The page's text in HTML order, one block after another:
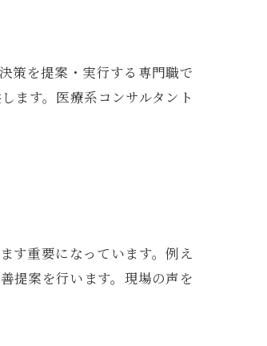
策を提案・実行する専門職で
ます。医療系コンサルタント
す重要になっています。例え
提案を行います。現場の声を